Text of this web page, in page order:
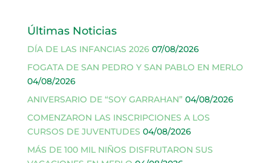
Últimas Noticias
DÍA DE LAS INFANCIAS 2026 07/08/2026
FOGATA DE SAN PEDRO Y SAN PABLO EN MERLO
04/08/2026
ANIVERSARIO DE “SOY GARRAHAN” 04/08/2026
COMENZARON LAS INSCRIPCIONES A LOS
CURSOS DE JUVENTUDES 04/08/2026
MÁS DE 100 MIL NIÑOS DISFRUTARON SUS